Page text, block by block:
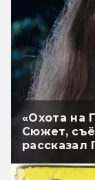
«Охота на
Сюжет,
рассказал